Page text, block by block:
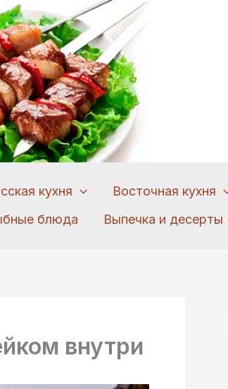
кухня Восточная кухня
блюда
Выпечка и десерты
внутри